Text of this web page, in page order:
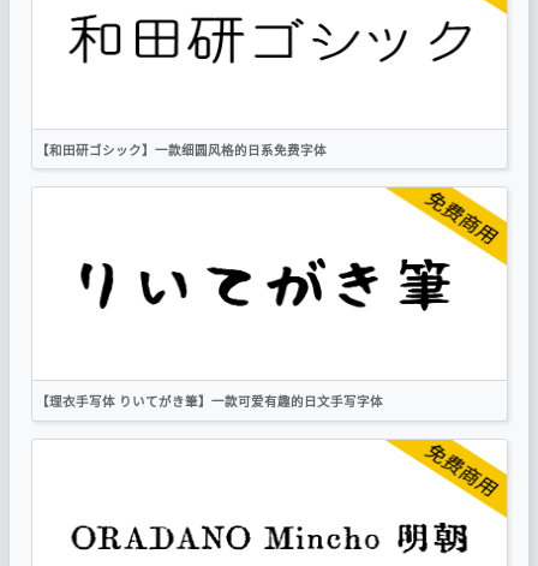
作者声明
【和田研ゴシック】一款细圆风格的日系免费字体
繁体
复古
【理衣手写体 りいてがき筆】一款可爱有趣的日文手写字体
繁体
复古